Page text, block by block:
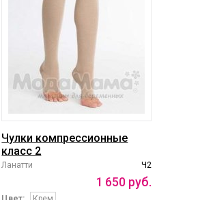
Чулки компрессионные
класс 2
Ч2
Ланатти
1 650 руб.